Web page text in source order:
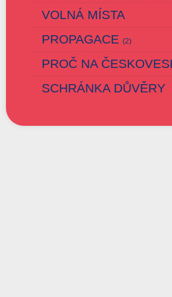
VOLNÁ MÍSTA
PROPAGACE (2)
SCHRÁNKA DŮVĚRY